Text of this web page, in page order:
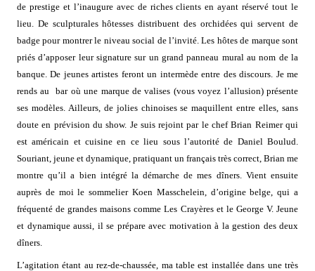
de prestige et l’inaugure avec de riches clients en ayant réservé tout le
lieu. De sculpturales hôtesses distribuent des orchidées qui servent de
badge pour montrer le niveau social de l’invité. Les hôtes de marque sont
priés d’apposer leur signature sur un grand panneau mural au nom de la
banque. De jeunes artistes feront un intermède entre des discours. Je me
rends au
bar où une marque de valises (vous voyez l’allusion) présente
ses modèles. Ailleurs, de jolies chinoises se maquillent entre elles, sans
doute en prévision du show. Je suis rejoint par le chef Brian Reimer qui
est américain et cuisine en ce lieu sous l’autorité de Daniel Boulud.
Souriant, jeune et dynamique, pratiquant un français très correct, Brian me
montre qu’il a bien intégré la démarche de mes dîners. Vient ensuite
auprès de moi le sommelier Koen Masschelein, d’origine belge, qui a
fréquenté de grandes maisons comme Les Crayères et le George V. Jeune
et dynamique aussi, il se prépare avec motivation à la gestion des deux
dîners.
L’agitation étant au rez-de-chaussée, ma table est installée dans une très